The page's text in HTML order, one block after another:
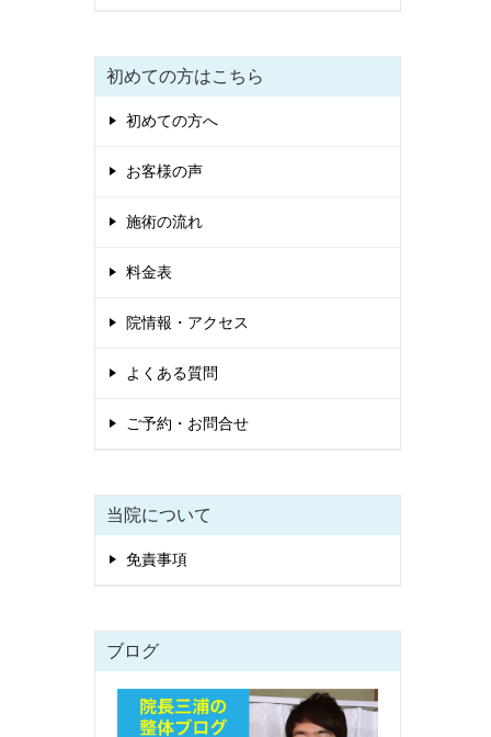
初めての方はこちら
初めての方へ
お客様の声
施術の流れ
料金表
院情報・アクセス
よくある質問
ご予約・お問合せ
当院について
免責事項
ブログ